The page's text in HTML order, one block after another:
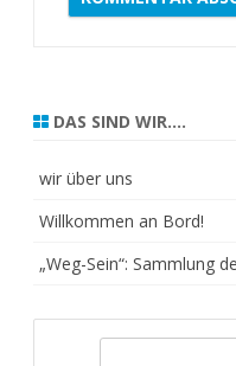
DAS SIND WIR….
wir über uns
Willkommen an Bord!
„Weg-Sein“: Sammlung